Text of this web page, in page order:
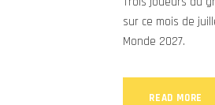
sur ce mois de
Monde 2027.
READ MORE